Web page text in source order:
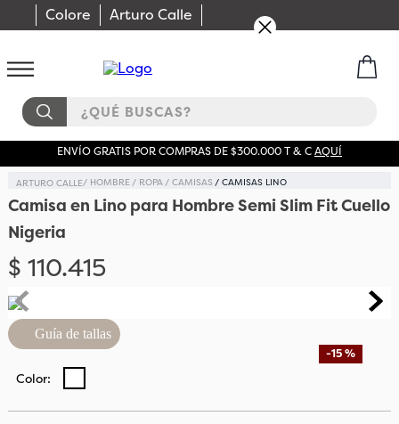
Colore Arturo Calle
¿QUÉ BUSCAS?
ENVÍO GRATIS POR COMPRAS DE $300.000 T & CAQUÍ
HOMBRE ROPA CAMISAS CAMISAS LINO
Camisa en Lino para Hombre Semi Slim Fit Cuello
Nigeria
$ 110.415
-15 %
Guía de tallas